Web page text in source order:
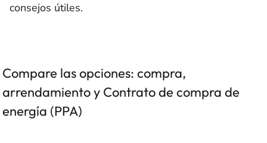
consejos útiles.
Compare las opciones: compra,
arrendamiento y Contrato de compra de
energía (PPA)